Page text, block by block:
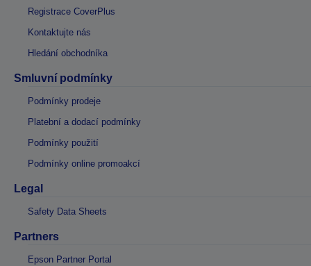
Registrace CoverPlus
Kontaktujte nás
Hledání obchodníka
Smluvní podmínky
Podmínky prodeje
Platební a dodací podmínky
Podmínky použití
Podmínky online promoakcí
Legal
Safety Data Sheets
Partners
Epson Partner Portal